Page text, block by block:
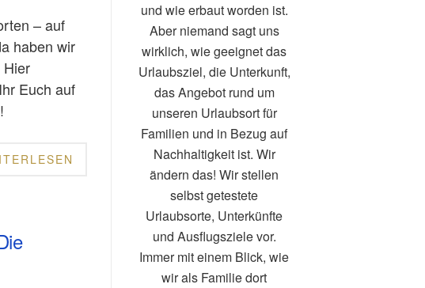
– auf
haben wir
Hier
Euch auf
und wie erbaut worden ist.
Aber niemand sagt uns
wirklich, wie geeignet das
Urlaubsziel, die Unterkunft,
das Angebot rund um
unseren Urlaubsort für
Familien und in Bezug auf
Nachhaltigkeit ist. Wir
ändern das! Wir stellen
selbst getestete
Urlaubsorte, Unterkünfte
und Ausflugsziele vor.
Immer mit einem Blick, wie
wir als Familie dort